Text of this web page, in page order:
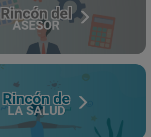
Rincón del
ASESOR
Rincón de
LA SALUD